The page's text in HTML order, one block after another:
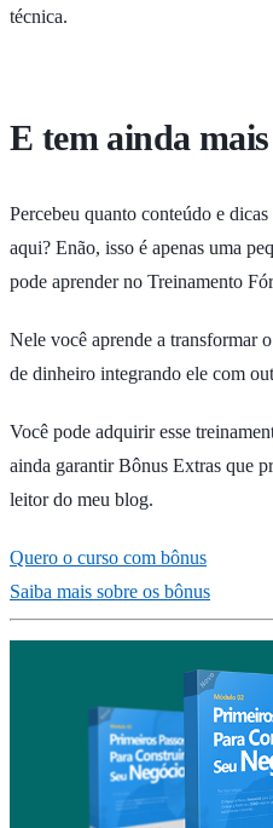
técnica.
E tem ainda
Percebeu quanto conteúdo e
aqui? Enão, isso é apenas uma
pode aprender no Treinamento
Nele você aprende a transformar
de dinheiro integrando ele com
Você pode adquirir esse
ainda garantir Bônus Extras que
leitor do meu blog.
Quero o curso com bônus
Saiba mais sobre os bônus